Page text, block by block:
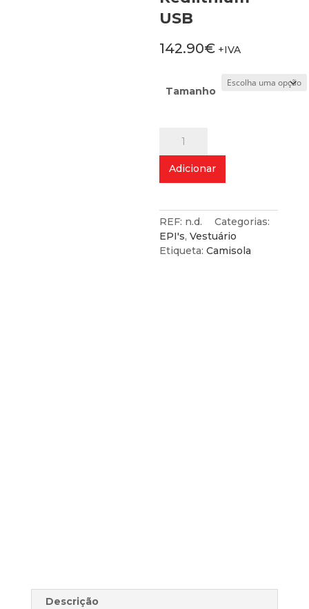
USB
142.90€ +IVA
Tamanho
Camisola
USB
Adicionar
REF: n.d.
Categorias:
EPI's,Vestuário
Etiqueta:Camisola
Descrição